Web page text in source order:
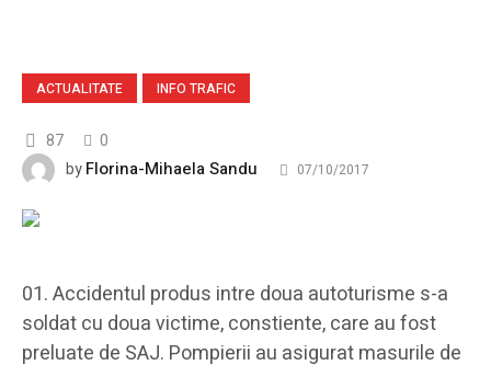
ACTUALITATE INFO TRAFIC
87
0
byFlorina-Mihaela Sandu 07/10/2017
Accidentul produs intre doua autoturisme s-a
soldat cu doua victime, constiente, care au fost
preluate de SAJ. Pompierii au asigurat masurile de